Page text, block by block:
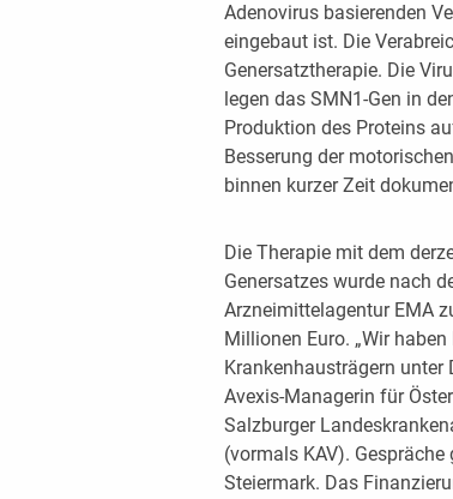
Adenovirus basierenden
eingebaut ist. Die
Genersatztherapie. Die
legen das SMN1-Gen in
Produktion des Proteins
Besserung der
binnen kurzer Zeit
Die Therapie mit dem
Genersatzes wurde nach
Arzneimittelagentur EMA
Millionen Euro. „Wir
Krankenhausträgern unter
Avexis-Managerin für
Salzburger
(vormals KAV).
Steiermark. Das